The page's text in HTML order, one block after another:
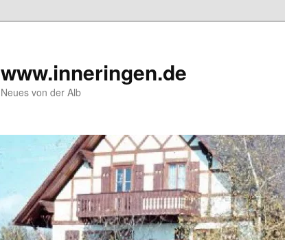
www.inneringen.de
Neues von der Alb